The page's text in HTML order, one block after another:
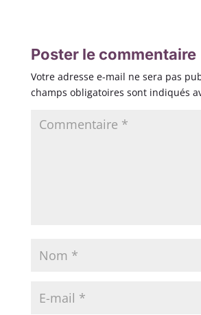
Poster le commentaire
Votre adresse e-mail ne sera pas
champs obligatoires sont indiqués